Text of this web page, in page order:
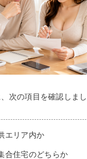
次の項目を確認しまし
エリア内か
合住宅のどちらか